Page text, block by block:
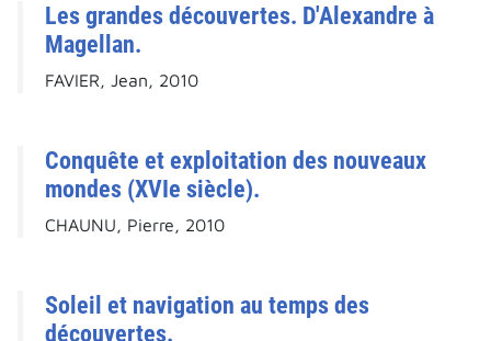
Les grandes découvertes. D'Alexandre à
Magellan.
FAVIER, Jean, 2010
Conquête et exploitation des nouveaux
mondes (XVIe siècle).
CHAUNU, Pierre, 2010
Soleil et navigation au temps des
découvertes.